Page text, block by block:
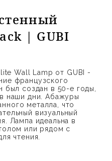
| GUBI
Wall Lamp от GUBI -
французского
был создан в 50-е годы,
наши дни. Абажуры
металла, что
визуальный
Лампа идеальна в
или рядом с
чтения.